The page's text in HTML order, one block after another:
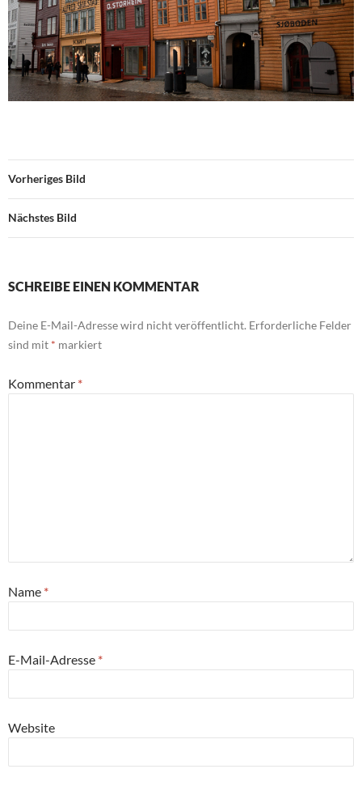
Vorheriges Bild
Nächstes Bild
SCHREIBE EINEN KOMMENTAR
Deine E-Mail-Adresse wird nicht veröffentlicht. Erforderliche Felder
sind mit * markiert
Kommentar *
Name *
E-Mail-Adresse *
Website